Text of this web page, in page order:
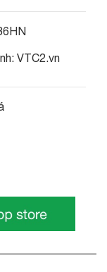
VTC2.vn